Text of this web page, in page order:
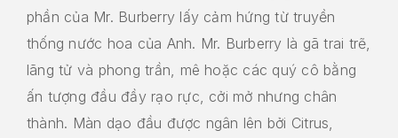
phần của Mr. Burberry lấy cảm hứng từ truyền
thống nước hoa của Anh. Mr. Burberry là gã trai trẽ,
lãng tử và phong trần, mê hoặc các quý cô bằng
ấn tượng đầu đầy rạo rực, cởi mở nhưng chân
thành. Màn dạo đầu được ngân lên bởi Citrus,